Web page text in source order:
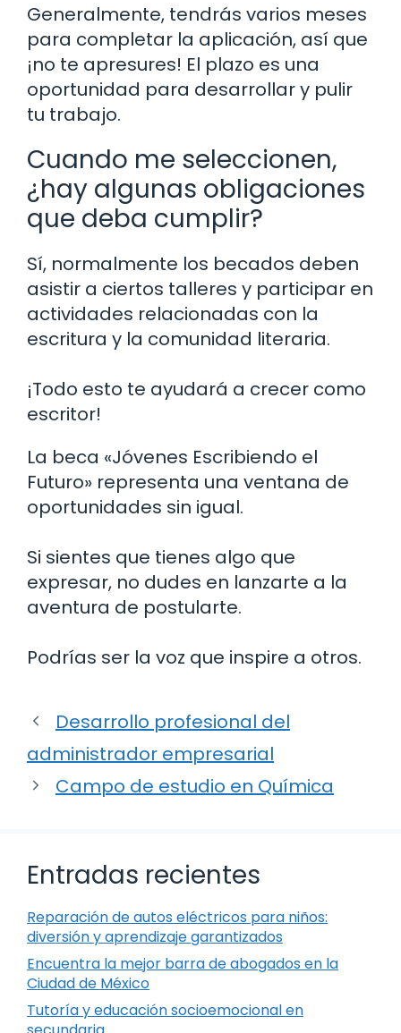
Generalmente, tendrás varios meses
para completar la aplicación, así que
¡no te apresures! El plazo es una
oportunidad para desarrollar y pulir
tu trabajo.
Cuando me seleccionen,
¿hay algunas obligaciones
que deba cumplir?
Sí, normalmente los becados deben
asistir a ciertos talleres y participar en
actividades relacionadas con la
escritura y la comunidad literaria.
¡Todo esto te ayudará a crecer como
escritor!
La beca «Jóvenes Escribiendo el
Futuro» representa una ventana de
oportunidades sin igual.
Si sientes que tienes algo que
expresar, no dudes en lanzarte a la
aventura de postularte.
Podrías ser la voz que inspire a otros.
Desarrollo profesional del
administrador empresarial
Campo de estudio en Química
Entradas recientes
Reparación de autos eléctricos para niños:
diversión y aprendizaje garantizados
Encuentra la mejor barra de abogados en la
Ciudad de México
Tutoría y educación socioemocional en